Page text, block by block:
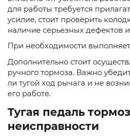
для работы требуется
усилие, стоит проверить
наличие серьезных дефектов
При необходимости
Дополнительно стоит
ручного тормоза. Важно
ли тугой ход рычага и не
его работе.
Тугая педаль
неисправности